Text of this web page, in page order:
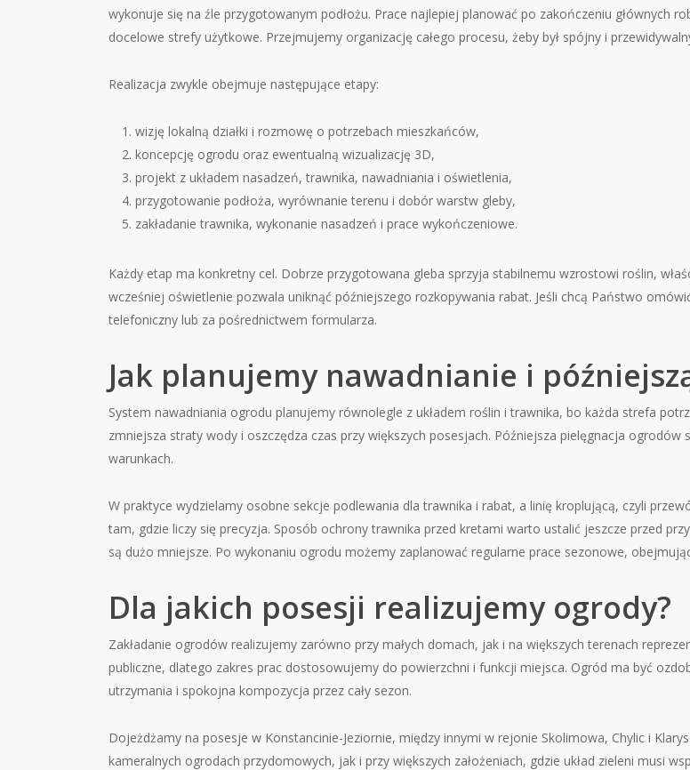
wykonuje się na źle przygotowanym podłożu. Prace najlepiej planować po zakończeniu głównych
docelowe strefy użytkowe. Przejmujemy organizację całego procesu, żeby był spójny i
Realizacja zwykle obejmuje następujące etapy:
wizję lokalną działki i rozmowę o potrzebach mieszkańców,
koncepcję ogrodu oraz ewentualną wizualizację 3D,
projekt z układem nasadzeń, trawnika, nawadniania i oświetlenia,
przygotowanie podłoża, wyrównanie terenu i dobór warstw gleby,
zakładanie trawnika, wykonanie nasadzeń i prace wykończeniowe.
Każdy etap ma konkretny cel. Dobrze przygotowana gleba sprzyja stabilnemu wzrostowi roślin,
wcześniej oświetlenie pozwala uniknąć późniejszego rozkopywania rabat. Jeśli chcą Państwo
telefoniczny lub za pośrednictwem formularza.
Jak planujemy nawadnianie i
System nawadniania ogrodu planujemy równolegle z układem roślin i trawnika, bo każda strefa
zmniejsza straty wody i oszczędza czas przy większych posesjach. Późniejsza pielęgnacja
warunkach.
W praktyce wydzielamy osobne sekcje podlewania dla trawnika i rabat, a linię kroplującą, czyli
tam, gdzie liczy się precyzja. Sposób ochrony trawnika przed kretami warto ustalić jeszcze przed
są dużo mniejsze. Po wykonaniu ogrodu możemy zaplanować regularne prace sezonowe,
Dla jakich posesji realizujemy ogrody?
Zakładanie ogrodów realizujemy zarówno przy małych domach, jak i na większych terenach
publiczne, dlatego zakres prac dostosowujemy do powierzchni i funkcji miejsca. Ogród ma być
utrzymania i spokojna kompozycja przez cały sezon.
Dojeżdżamy na posesje w Konstancinie-Jeziornie, między innymi w rejonie Skolimowa, Chylic i
kameralnych ogrodach przydomowych, jak i przy większych założeniach, gdzie układ zieleni musi